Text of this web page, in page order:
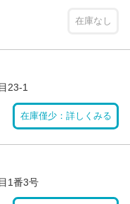
在庫なし
23-1
在庫僅少：詳しくみる
1番3号